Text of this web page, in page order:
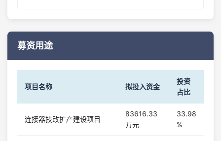
募资用途
项目名称 拟投入资金
投资
占比
连接器技改扩产建设项目
83616.33
万元
33.98
%